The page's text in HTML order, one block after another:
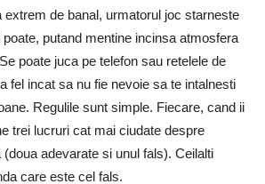
extrem de banal, urmatorul joc starneste
putand mentine incinsa atmosfera
poate juca pe telefon sau retelele de
fel incat sa nu fie nevoie sa te intalnesti
Regulile sunt simple. Fiecare, cand ii
trei lucruri cat mai ciudate despre
(doua adevarate si unul fals). Ceilalti
care este cel fals.